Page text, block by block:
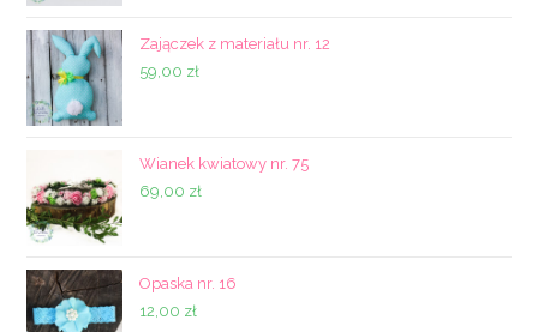
Zajączek z materiału nr. 12
59,00 zł
Wianek kwiatowy nr. 75
69,00 zł
Opaska nr. 16
12,00 zł